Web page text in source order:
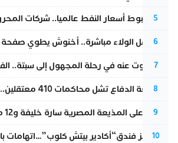
5
رغم هبوط أسعار النفط عالميا.. شركات
6
بعد حفل الولاء مباشرة.. أخنوش يطوي صفحة
7
المسكوت عنه في رحلة المجهول إلى سبتة..
8
مقاطعة الدفاع تشل محاكمات 410 معتقلين.. والنيابة العامة تبحث عن حل قانوني
9
الحكم على المذيعة المصرية سارة خليفة و12 متهما بالإعدام في قضية هزت بلاد الفراعنة
10
أزمة تهز فندق“أكادير بيتش كلوب”…اتهامات